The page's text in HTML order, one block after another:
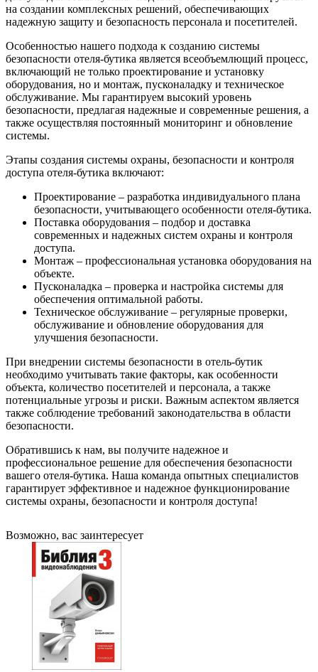
на создании комплексных решений, обеспечивающих
надежную защиту и безопасность персонала и посетителей.
Особенностью нашего подхода к созданию системы
безопасности отеля-бутика является всеобъемлющий процесс,
включающий не только проектирование и установку
оборудования, но и монтаж, пусконаладку и техническое
обслуживание. Мы гарантируем высокий уровень
безопасности, предлагая надежные и современные решения, а
также осуществляя постоянный мониторинг и обновление
системы.
Этапы создания системы охраны, безопасности и контроля
доступа отеля-бутика включают:
Проектирование – разработка индивидуального плана
безопасности, учитывающего особенности отеля-бутика.
Поставка оборудования – подбор и доставка
современных и надежных систем охраны и контроля
доступа.
Монтаж – профессиональная установка оборудования на
объекте.
Пусконаладка – проверка и настройка системы для
обеспечения оптимальной работы.
Техническое обслуживание – регулярные проверки,
обслуживание и обновление оборудования для
улучшения безопасности.
При внедрении системы безопасности в отель-бутик
необходимо учитывать такие факторы, как особенности
объекта, количество посетителей и персонала, а также
потенциальные угрозы и риски. Важным аспектом является
также соблюдение требований законодательства в области
безопасности.
Обратившись к нам, вы получите надежное и
профессиональное решение для обеспечения безопасности
вашего отеля-бутика. Наша команда опытных специалистов
гарантирует эффективное и надежное функционирование
системы охраны, безопасности и контроля доступа!
Возможно, вас заинтересует